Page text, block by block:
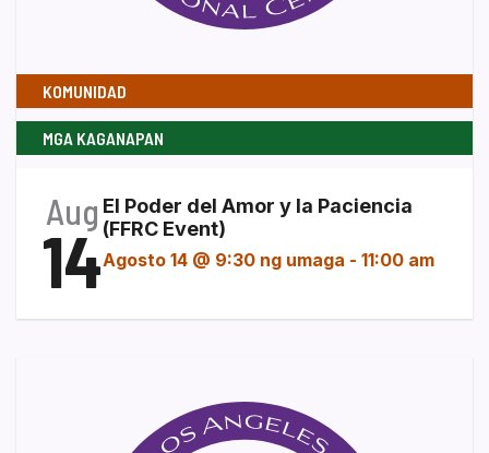
KOMUNIDAD
MGA KAGANAPAN
Aug
14
El Poder del Amor y la Paciencia
(FFRC Event)
Agosto 14 @ 9:30 ng umaga - 11:00 am